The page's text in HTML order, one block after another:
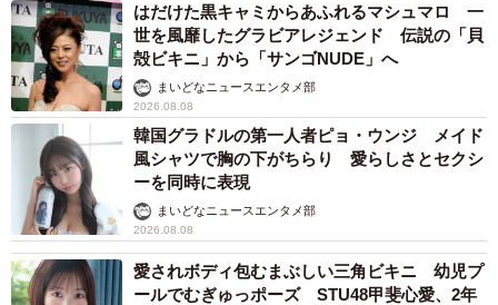
はだけた黒キャミからあふれるマシュマロ 一
世を風靡したグラビアレジェンド 伝説の「貝
殻ビキニ」から「サンゴNUDE」へ
まいどなニュースエンタメ部
2026.08.08
韓国グラドルの第一人者ピョ・ウンジ メイド
風シャツで胸の下がちらり 愛らしさとセクシ
ーを同時に表現
まいどなニュースエンタメ部
2026.08.08
愛されボディ包むまぶしい三角ビキニ 幼児プ
ールでむぎゅっポーズ STU48甲斐心愛、2年